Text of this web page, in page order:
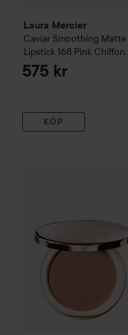
Laura Mercier
Caviar Smoothing Matte
Lipstick 168 Pink Chiffon
575 kr
KÖP